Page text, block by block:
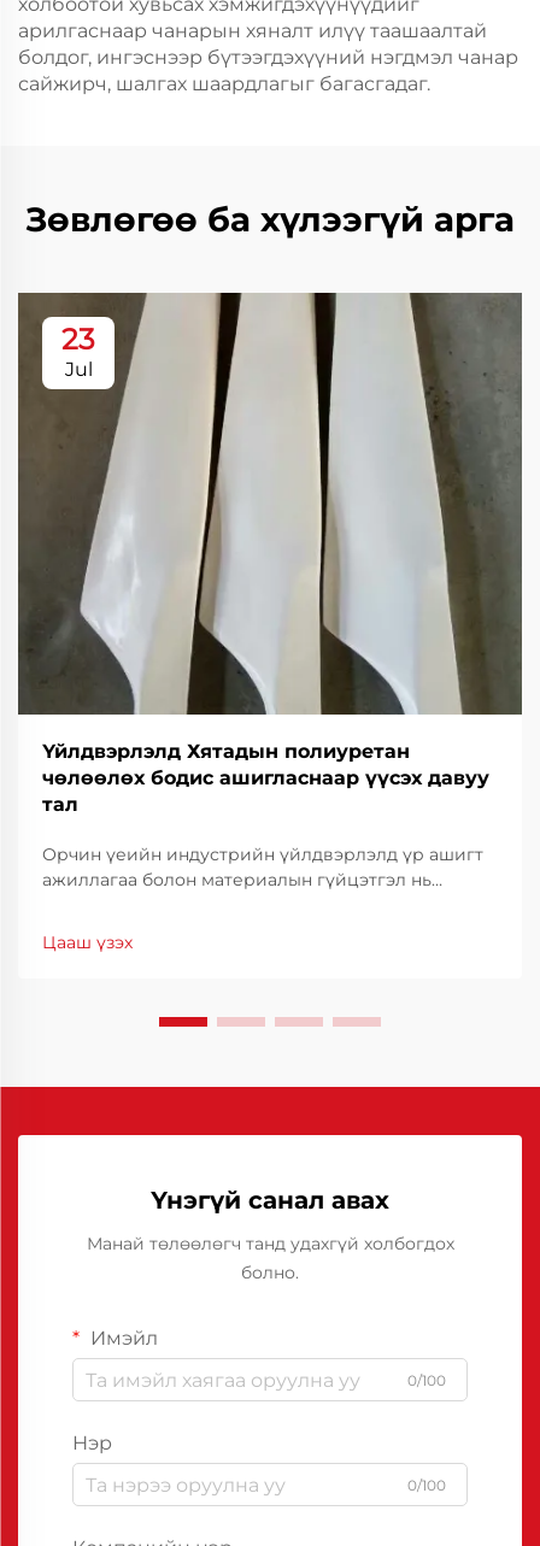
арилгаснаар чанарын хяналт илүү таашаалтай
болдог, ингэснээр бүтээгдэхүүний нэгдмэл чанар
сайжирч, шалгах шаардлагыг багасгадаг.
Зөвлөгөө ба хүлээгүй арга
23
Jul
Үйлдвэрлэлд Хятадын полиуретан
чөлөөлөх бодис ашигласнаар үүсэх давуу
тал
Орчин үеийн индустрийн үйлдвэрлэлд үр ашигт
ажиллагаа болон материалын гүйцэтгэл нь
бэхжүүлэхэд туслах гол хэрэгсэл нь тусгай
Цааш үзэх
Үнэгүй санал авах
Манай төлөөлөгч танд удахгүй холбогдох
болно.
Имэйл
0/100
Нэр
0/100